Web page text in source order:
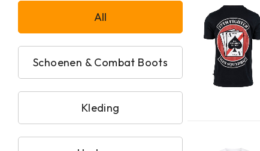
All
Schoenen & Combat Boots
Kleding